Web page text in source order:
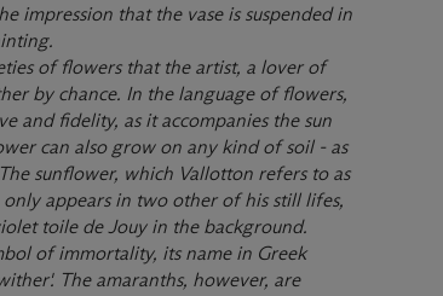
impression that the vase is suspended in
of ﬂowers that the artist, a lover of
by chance. In the language of ﬂowers,
and ﬁdelity, as it accompanies the sun
can also grow on any kind of soil - as
sunﬂower, which Vallotton refers to as
appears in two other of his still lifes,
toile de Jouy in the background.
of immortality, its name in Greek
The amaranths, however, are